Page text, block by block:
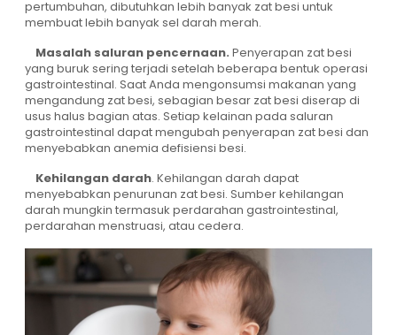
pertumbuhan, dibutuhkan lebih banyak zat besi untuk
membuat lebih banyak sel darah merah.
Masalah saluran pencernaan. Penyerapan zat besi
yang buruk sering terjadi setelah beberapa bentuk operasi
gastrointestinal. Saat Anda mengonsumsi makanan yang
mengandung zat besi, sebagian besar zat besi diserap di
usus halus bagian atas. Setiap kelainan pada saluran
gastrointestinal dapat mengubah penyerapan zat besi dan
menyebabkan anemia defisiensi besi.
Kehilangan darah. Kehilangan darah dapat
menyebabkan penurunan zat besi. Sumber kehilangan
darah mungkin termasuk perdarahan gastrointestinal,
perdarahan menstruasi, atau cedera.